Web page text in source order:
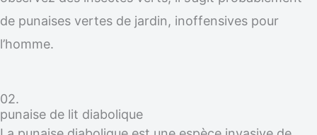
de punaises vertes de jardin, inoffensives pour
l’homme.
02.
punaise de lit diabolique